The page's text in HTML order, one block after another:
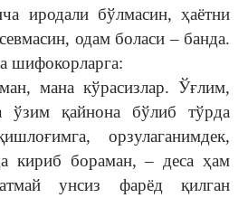
иродали бўлмасин, ҳаётни
одам боласи – банда.
шифокорларга:
мана кўрасизлар. Ўғлим,
ўзим қайнона бўлиб тўрда
орзулаганимдек,
кириб бораман, – деса ҳам
унсиз фарёд қилган